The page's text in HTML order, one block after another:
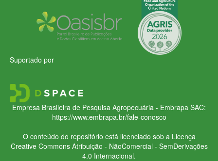
Suportado por
Empresa Brasileira de Pesquisa Agropecuária - Embrapa SAC:
https://www.embrapa.br/fale-conosco
O conteúdo do repositório está licenciado sob a Licença
Creative CommonsAtribuição - NãoComercial - SemDerivações
4.0 Internacional.